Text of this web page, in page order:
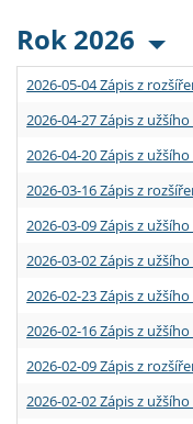
Rok 2026
2026-05-04 Zápis z
2026-04-27 Zápis z
2026-04-20 Zápis z
2026-03-16 Zápis z
2026-03-09 Zápis z
2026-03-02 Zápis z
2026-02-23 Zápis z
2026-02-16 Zápis z
2026-02-09 Zápis z
2026-02-02 Zápis z